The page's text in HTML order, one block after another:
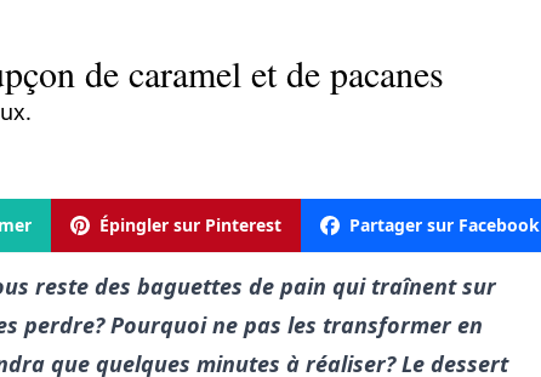
de caramel et de pacanes
Épingler sur Pinterest Partager sur Facebook
reste des baguettes de pain qui traînent sur
perdre? Pourquoi ne pas les transformer en
que quelques minutes à réaliser? Le dessert